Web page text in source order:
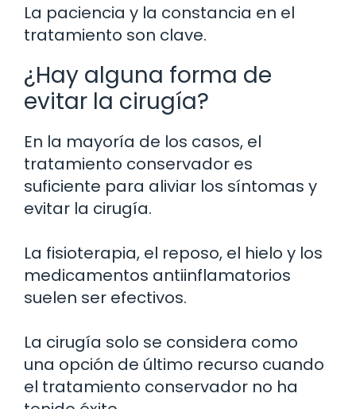
La paciencia y la constancia en el
tratamiento son clave.
¿Hay alguna forma de
evitar la cirugía?
En la mayoría de los casos, el
tratamiento conservador es
suficiente para aliviar los síntomas y
evitar la cirugía.
La fisioterapia, el reposo, el hielo y los
medicamentos antiinflamatorios
suelen ser efectivos.
La cirugía solo se considera como
una opción de último recurso cuando
el tratamiento conservador no ha